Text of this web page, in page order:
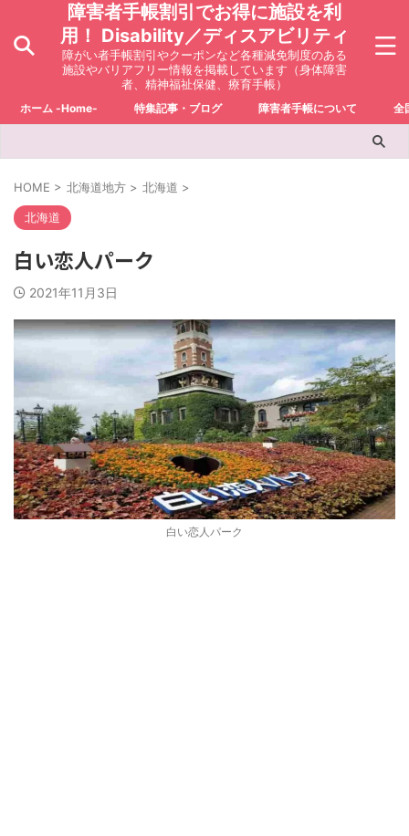
障害者手帳割引でお得に施設を利
用！ Disability／ディスアビリティ
障がい者手帳割引やクーポンなど各種減免制度のある
施設やバリアフリー情報を掲載しています（身体障害
者、精神福祉保健、療育手帳）
ホーム -Home- 特集記事・ブログ 障害者手帳について 全
HOME > 北海道地方 > 北海道 >
北海道
白い恋人パーク
2021年11月3日
白い恋人パーク